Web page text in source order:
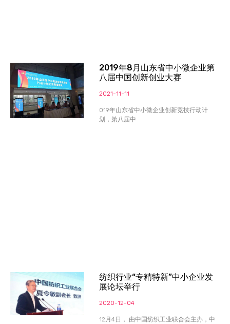
2019年8月山东省中小微企业第
八届中国创新创业大赛
2021-11-11
019年山东省中小微企业创新竞技行动计
划，第八届中
纺织行业“专精特新”中小企业发
展论坛举行
2020-12-04
12月4日， 由中国纺织工业联合会主办，中